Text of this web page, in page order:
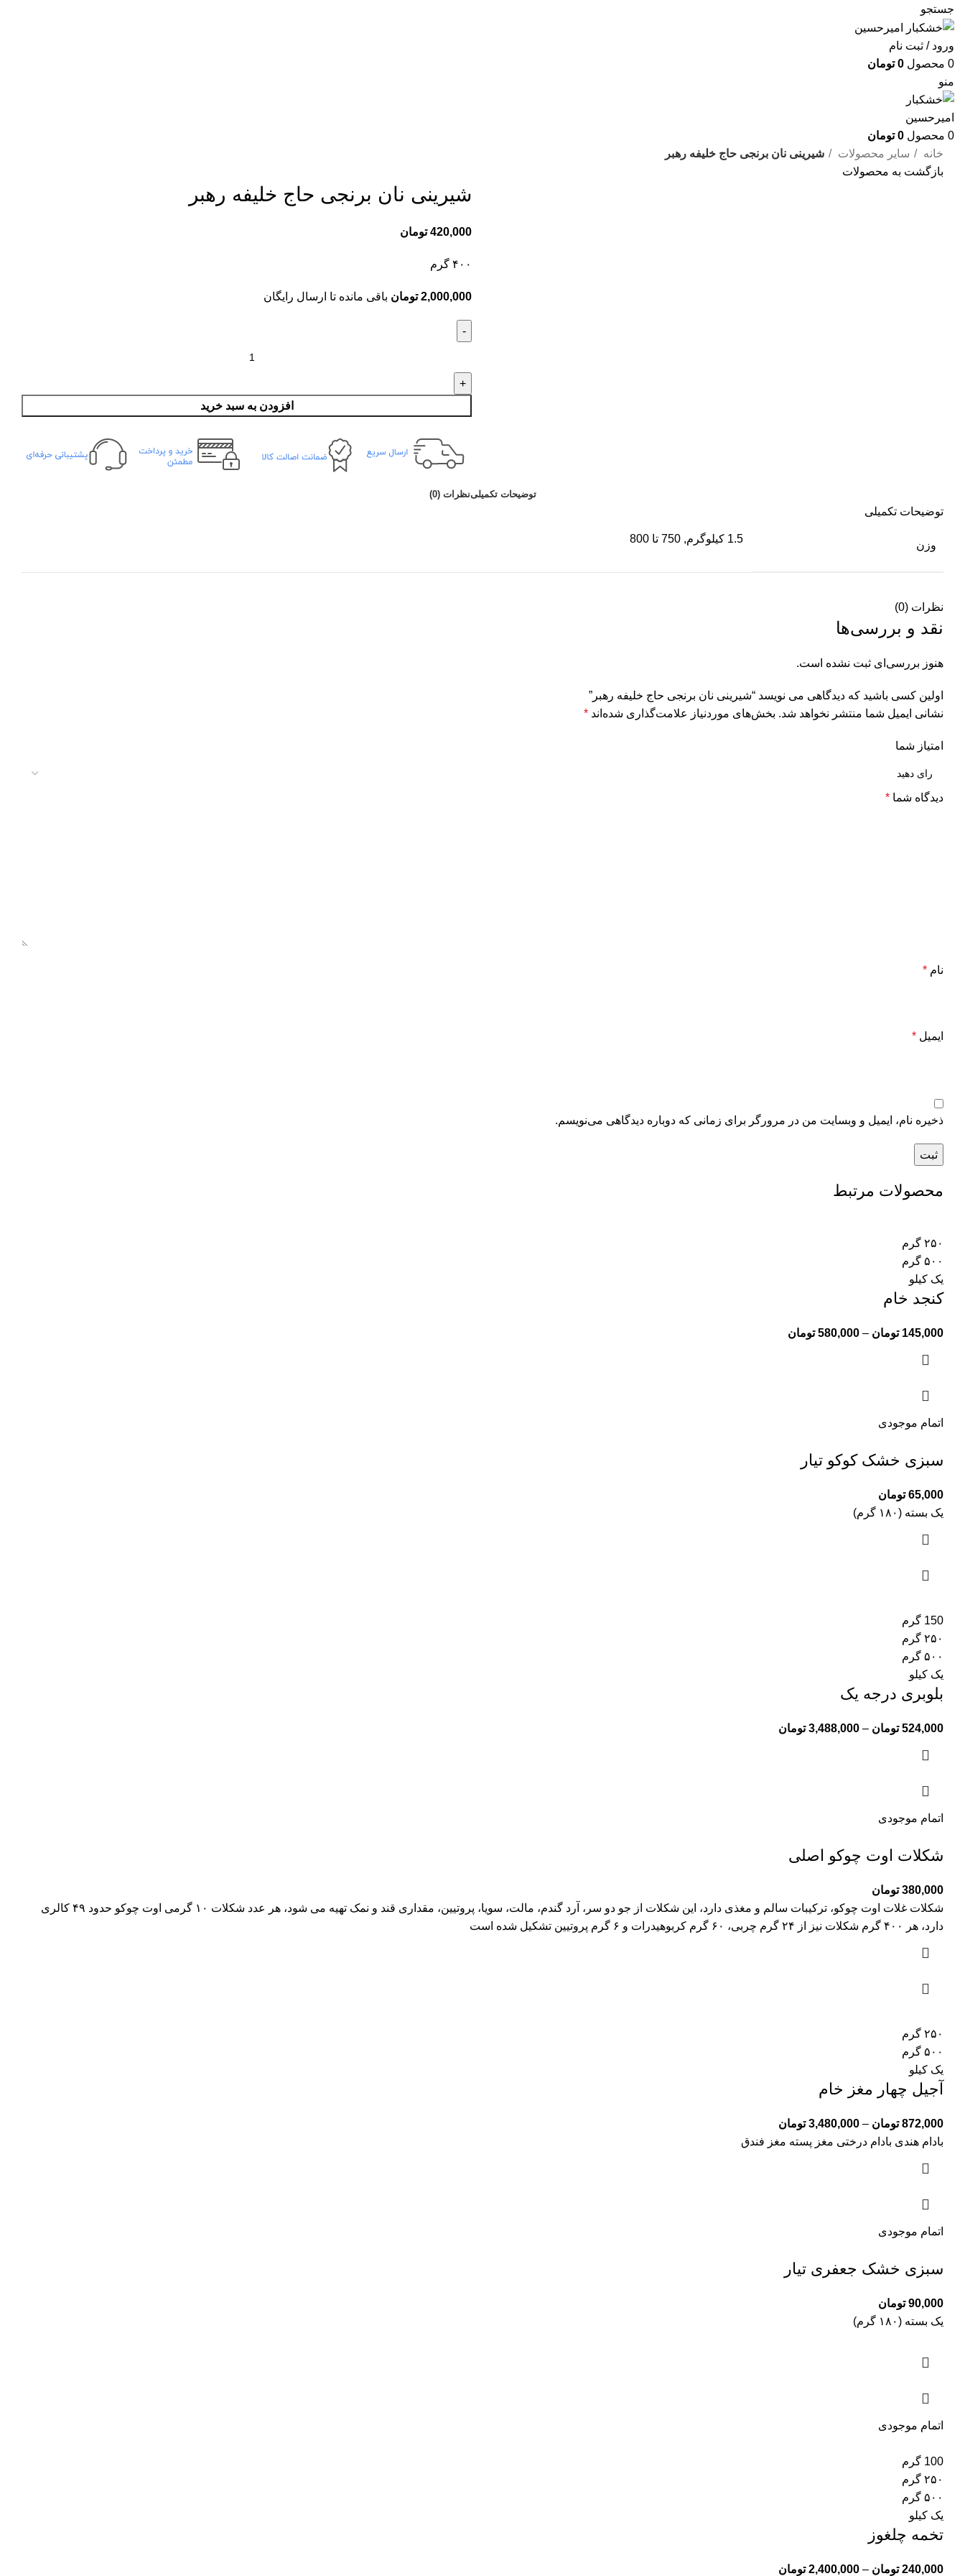
جستجو
ورود / ثبت نام
0 محصول 0 تومان
منو
0 محصول 0 تومان
خانه
سایر محصولات
شیرینی نان برنجی حاج خلیفه رهبر
بازگشت به محصولات
شیرینی نان برنجی حاج خلیفه رهبر
420,000 تومان
۴۰۰ گرم
2,000,000 تومان باقی مانده تا ارسال رایگان
افزودن به سبد خرید
توضیحات تکمیلینظرات (0)
توضیحات تکمیلی
وزن
1.5 کیلوگرم, 750 تا 800
نظرات (0)
نقد و بررسی‌ها
هنوز بررسی‌ای ثبت نشده است.
اولین کسی باشید که دیدگاهی می نویسد “شیرینی نان برنجی حاج خلیفه رهبر”
نشانی ایمیل شما منتشر نخواهد شد. بخش‌های موردنیاز علامت‌گذاری شده‌اند *
امتیاز شما
دیدگاه شما *
نام *
ایمیل *
ذخیره نام، ایمیل و وبسایت من در مرورگر برای زمانی که دوباره دیدگاهی می‌نویسم.
محصولات مرتبط
۲۵۰ گرم
۵۰۰ گرم
یک کیلو
کنجد خام
145,000 تومان –
580,000 تومان
اتمام موجودی
سبزی خشک کوکو تیار
65,000 تومان
یک بسته (۱۸۰ گرم)
150 گرم
۲۵۰ گرم
۵۰۰ گرم
یک کیلو
بلوبری درجه یک
524,000 تومان –
3,488,000 تومان
اتمام موجودی
شکلات اوت چوکو اصلی
380,000 تومان
شکلات غلات اوت چوکو، ترکیبات سالم و مغذی دارد، این شکلات از جو دو سر، آرد گندم، مالت، سویا، پروتیین، مقداری قند و نمک تهیه می شود، هر عدد شکلات ۱۰ گرمی اوت چوکو حدود ۴۹ کالری
دارد، هر ۴۰۰ گرم شکلات نیز از ۲۴ گرم چربی، ۶۰ گرم کربوهیدرات و ۶ گرم پروتیین تشکیل شده است
۲۵۰ گرم
۵۰۰ گرم
یک کیلو
آجیل چهار مغز خام
872,000 تومان –
3,480,000 تومان
بادام هندی بادام درختی مغز پسته مغز فندق
اتمام موجودی
سبزی خشک جعفری تیار
90,000 تومان
یک بسته (۱۸۰ گرم)
اتمام موجودی
100 گرم
۲۵۰ گرم
۵۰۰ گرم
یک کیلو
تخمه چلغوز
240,000 تومان –
2,400,000 تومان